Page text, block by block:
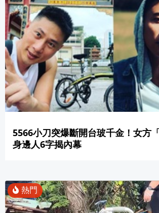
5566小刀突爆斷開台玻千金！女方
身邊人6字揭內幕